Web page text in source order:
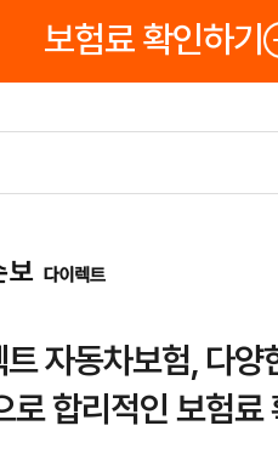
보험료 확인하기
자동차보험, 다양
로 합리적인 보험료